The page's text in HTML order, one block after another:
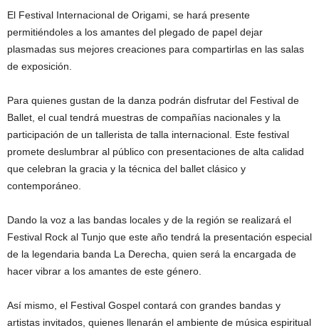
El Festival Internacional de Origami, se hará presente
permitiéndoles a los amantes del plegado de papel dejar
plasmadas sus mejores creaciones para compartirlas en las salas
de exposición.
Para quienes gustan de la danza podrán disfrutar del Festival de
Ballet, el cual tendrá muestras de compañías nacionales y la
participación de un tallerista de talla internacional. Este festival
promete deslumbrar al público con presentaciones de alta calidad
que celebran la gracia y la técnica del ballet clásico y
contemporáneo.
Dando la voz a las bandas locales y de la región se realizará el
Festival Rock al Tunjo que este año tendrá la presentación especial
de la legendaria banda La Derecha, quien será la encargada de
hacer vibrar a los amantes de este género.
Así mismo, el Festival Gospel contará con grandes bandas y
artistas invitados, quienes llenarán el ambiente de música espiritual